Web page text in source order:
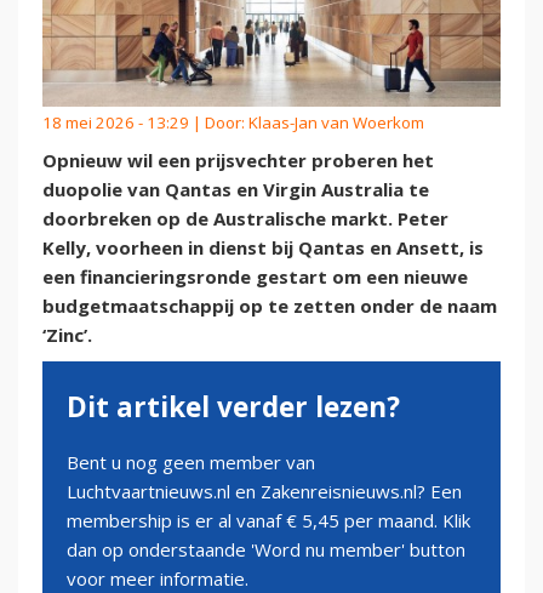
18 mei 2026 - 13:29 | Door: Klaas-Jan van Woerkom
Opnieuw wil een prijsvechter proberen het
duopolie van Qantas en Virgin Australia te
doorbreken op de Australische markt. Peter
Kelly, voorheen in dienst bij Qantas en Ansett, is
een financieringsronde gestart om een nieuwe
budgetmaatschappij op te zetten onder de naam
‘Zinc’.
Dit artikel verder lezen?
Bent u nog geen member van
Luchtvaartnieuws.nl en Zakenreisnieuws.nl? Een
membership is er al vanaf € 5,45 per maand. Klik
dan op onderstaande 'Word nu member' button
voor meer informatie.